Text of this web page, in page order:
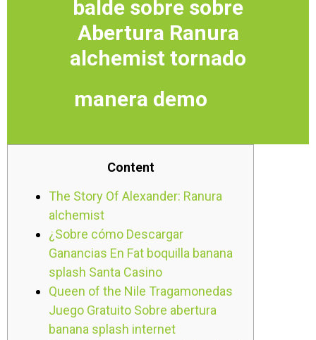
balde sobre sobre
Abertura Ranura
alchemist tornado
manera demo
Content
The Story Of Alexander: Ranura
alchemist
¿Sobre cómo Descargar
Ganancias En Fat boquilla banana
splash Santa Casino
Queen of the Nile Tragamonedas
Juego Gratuito Sobre abertura
banana splash internet